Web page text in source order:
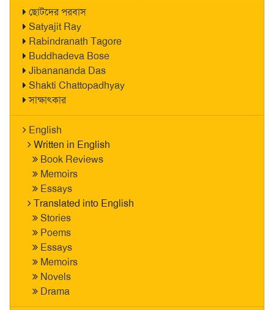
ছোটদের পরবাস
Satyajit Ray
Rabindranath Tagore
Buddhadeva Bose
Jibanananda Das
Shakti Chattopadhyay
সাক্ষাৎকার
English
Written in English
Book Reviews
Memoirs
Essays
Translated into English
Stories
Poems
Essays
Memoirs
Novels
Drama